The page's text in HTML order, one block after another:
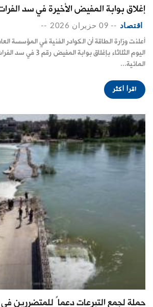
إغلاق بوابة المفيض الأخيرة في سد
اقتصاد -- 09 حزيران 2026 --
أعلنت وزارة الطاقة أن الكوادر الفنية في المؤسسة
‏اليوم الثلاثاء بإغلاق
المائية...
اقرأ أكثر
حملة لجمع التبرعات دعماً للمتضررين في